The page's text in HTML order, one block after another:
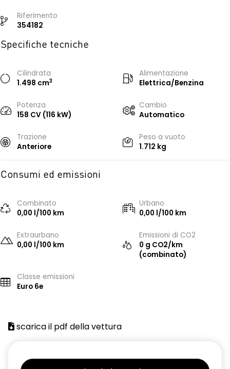
Riferimento
354182
Specifiche tecniche
Cilindrata
1.498 cm3
Alimentazione
Elettrica/Benzina
Potenza
158 CV (116 kW)
Cambio
Automatico
Trazione
Anteriore
Peso a vuoto
1.712 kg
Consumi ed emissioni
Combinato
0,00 l/100 km
Urbano
0,00 l/100 km
Extraurbano
0,00 l/100 km
Emissioni di CO2
0 g CO2/km
(combinato)
Classe emissioni
Euro 6e
scarica il pdf della vettura